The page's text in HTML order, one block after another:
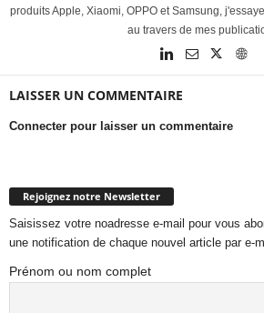
produits Apple, Xiaomi, OPPO et Samsung,
au travers de mes
LAISSER UN COMMENTAIRE
Connecter pour laisser un commentaire
Rejoignez notre Newsletter
Saisissez votre noadresse e-mail pour vous
une notification de chaque nouvel article par e-
Prénom ou nom complet